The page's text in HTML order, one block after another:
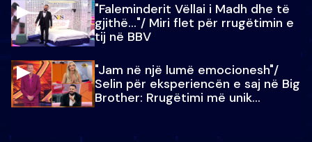
"Faleminderit Vëllai i Madh dhe të
gjithë…"/ Miri flet për rrugëtimin e
tij në BBV
"Jam në një lumë emocionesh"/
Selin për eksperiencën e saj në Big
Brother: Rrugëtimi më unik…